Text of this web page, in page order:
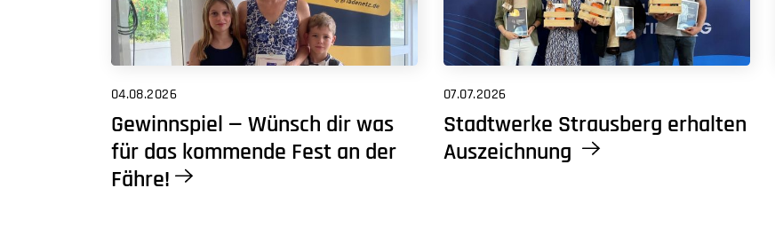
04.08.2026
Gewinnspiel — Wünsch dir was
für das kommende Fest an der
Fähre!
07.07.2026
Stadtwerke Strausberg erhalten
Auszeichnung